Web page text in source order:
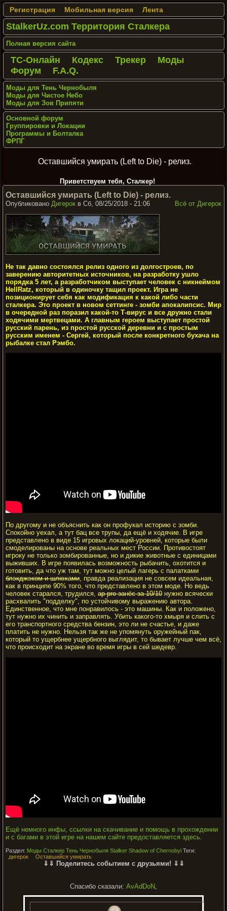
Регистрация Мобильная версия Лента
StalkerUz.com Территория Сталкера
Полная версия сайта
ТС-Онлайн Кодекс Трекер
Моды
Форум
F.A.Q.
Моды для Тень Чернобыля
Моды для Чистое Небо
Моды для Зов Припяти
Основной форум
Группировки и Локации
Программы и Болталка
ФРПГ
Оcтавшийся умирать (Left to Die) - релиз.
Приветствуем тебя, Сталкер!
Оcтавшийся умирать (Left to Die) - релиз.
Всё от Дигерок
Опубликовано Дигерок в Сб, 08/25/2018 - 21:06
Не так давно состоялся релиз одного из долгостроев, по
заверению авторитетных источников, на разработку ушло
порядка 5 лет, а разработчиком выступает человек с никнеймом
HellRatz, который в одиночку тащил проект. Игра не
позиционирует себя как модификация к какой либо части
сталкера. Это проект в новом сеттинге - зомби апокалипсис. Мир
в очередной раз поразил какой-то Т-вирус и все дружно стали
ходячими мертвецами. А главным героем выступает простой
русский парень, из простой русской деревни и с простым
русским именем - Сергей, который после конкретного бухача на
рыбалке стал Рэмбо.
По другому и не объяснить как он профукал историю с зомби.
Спокойно уехал, а тут бац все трупы, да ещё и ходячие. В игре
представлено в виде 15 игровых локаций-уровней, которые были
смоделированы на основе реальных мест России. Противостоят
игроку не только зомбированные, но и дикие животные с единицами
выживших. В игре появилась возможность рыбачить, охотится и
готовить, да что уж там, тут можно целый лагерь с палатками
блэкджэком и шлюхами, правда реализация не совсем идеальная,
как в принципе 90% того, что представлено в этом моде. Но ведь
человек старался, трудился, ap-pro занёс за 10/10 нужно всячески
расхвалить "подделку", по устойчивому выражению автора.
Единственное, что мне понравилось - это машины. Как и положено,
тут нужно их чинить и заправлять. Убить какого-то хмыря и слить с
его транспортного средства бензин, это ли не счастье, и даже
платить не нужно. Нельзя так же не упомянуть оружейный пак,
который то ущербнее ущербного выглядит, то бывает лучше чем всё,
что происходит на экране во время игры в сей шедевр.
Ещё немного инфы, ссылки на скачивание и помощь в прохождении
и с багами в этой игре на нашем сайте предоставляется здесь.
Раздел: Моды Сталкер Тень Чернобыля Stalker Shadow of Chernobyl Теги:
дигерок
Оставшийся умирать
⇓⇓ Поделитесь событием с друзьями! ⇓⇓
Спасибо сказали: AvAdDoN